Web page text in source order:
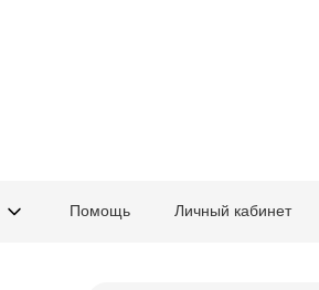
Помощь Личный кабинет